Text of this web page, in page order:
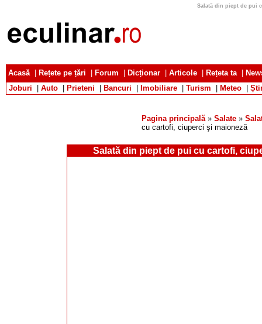
Salată din piept de pui
Acasă| Rețete pe țări Forum Dicționar Articole Rețeta ta|
Joburi
Auto Prieteni Bancuri Imobiliare Turism Meteo
Pagina principală» Salate »
cu cartofi, ciuperci şi maioneză
Salată din piept de pui cu cartofi,